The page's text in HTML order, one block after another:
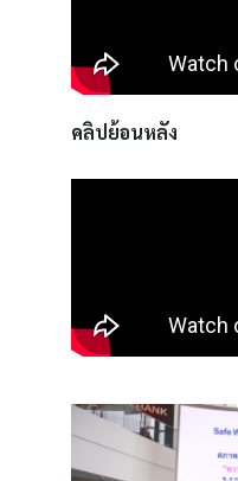
คลิปย้อนหลัง